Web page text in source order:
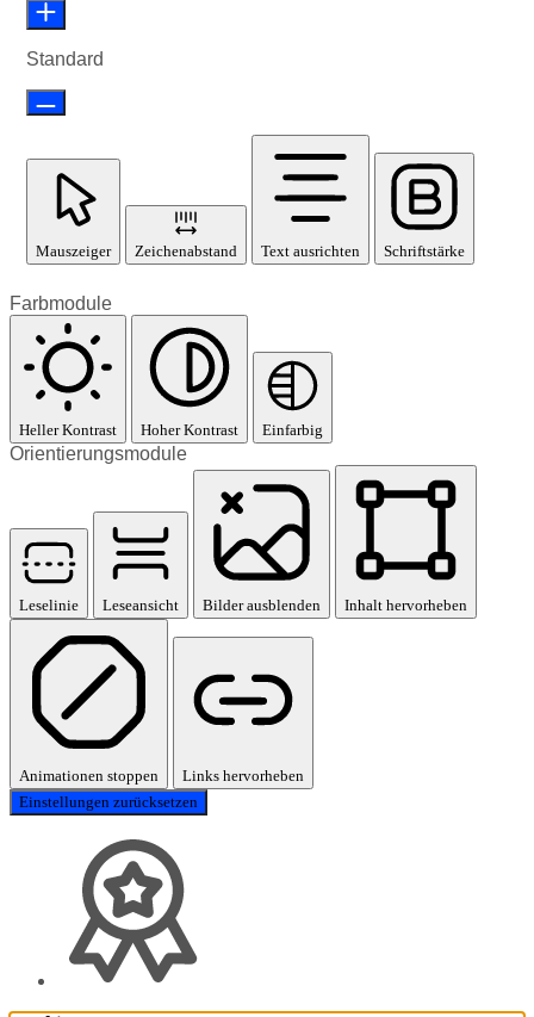
Standard
Mauszeiger Zeichenabstand Text ausrichten Schriftstärke
Farbmodule
Heller Kontrast Hoher Kontrast Einfarbig
Orientierungsmodule
Leselinie Leseansicht Bilder ausblenden Inhalt hervorheben
Animationen stoppen
Links hervorheben
Einstellungen zurücksetzen